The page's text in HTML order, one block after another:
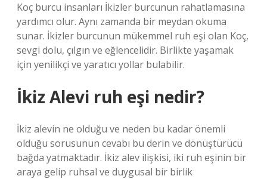
Koç burcu insanları İkizler burcunun rahatlamasına
yardımcı olur. Aynı zamanda bir meydan okuma
sunar. İkizler burcunun mükemmel ruh eşi olan Koç,
sevgi dolu, çılgın ve eğlencelidir. Birlikte yaşamak
için yenilikçi ve yaratıcı yollar bulabilir.
İkiz Alevi ruh eşi nedir?
İkiz alevin ne olduğu ve neden bu kadar önemli
olduğu sorusunun cevabı bu derin ve dönüştürücü
bağda yatmaktadır. İkiz alev ilişkisi, iki ruh eşinin bir
araya gelip ruhsal ve duygusal bir birlik